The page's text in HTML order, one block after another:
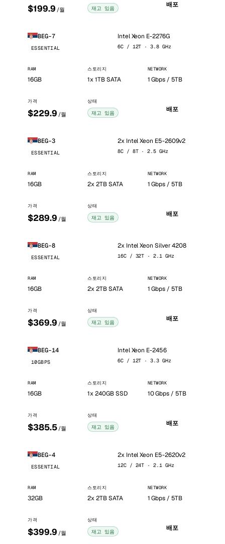
$199.9 /월 재고 있음 배포
BEG-7
ESSENTIAL
Intel Xeon E-2276G
6C / 12T · 3.8 GHz
RAM
16GB
스토리지
1x 1TB SATA
NETWORK
1 Gbps / 5TB
가격
$229.9 /월
상태
재고 있음 배포
BEG-3
ESSENTIAL
2x Intel Xeon E5-2609v2
8C / 8T · 2.5 GHz
RAM
16GB
스토리지
2x 2TB SATA
NETWORK
1 Gbps / 5TB
가격
$289.9 /월
상태
재고 있음 배포
BEG-8
ESSENTIAL
2x Intel Xeon Silver 4208
16C / 32T · 2.1 GHz
RAM
16GB
스토리지
2x 2TB SATA
NETWORK
1 Gbps / 5TB
가격
$369.9 /월
상태
재고 있음 배포
BEG-14
10GBPS
Intel Xeon E-2456
6C / 12T · 3.3 GHz
RAM
16GB
스토리지
1x 240GB SSD
NETWORK
10 Gbps / 5TB
가격
$385.5 /월
상태
재고 있음 배포
BEG-4
ESSENTIAL
2x Intel Xeon E5-2620v2
12C / 24T · 2.1 GHz
RAM
32GB
스토리지
2x 2TB SATA
NETWORK
1 Gbps / 5TB
가격
$399.9 /월
상태
재고 있음 배포